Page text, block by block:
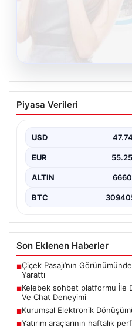
Kelebek sohbet
İletişimin Güvenli
İnternet çağında bireylerin
birçok…
Piyasa Verileri
USD 47.74
EUR 55.25
ALTIN
BTC
Son Eklenen Haberler
■Çiçek Pasajı’nın
Yarattı
■Kelebek sohbet platformu İle
Ve Chat Deneyimi
■Kurumsal Elektronik
■Yatırım araçlarının haftalık